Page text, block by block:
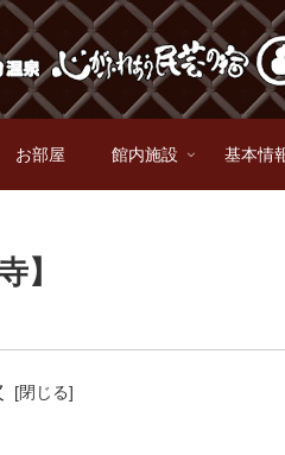
お部屋 館内施設 基本情
】